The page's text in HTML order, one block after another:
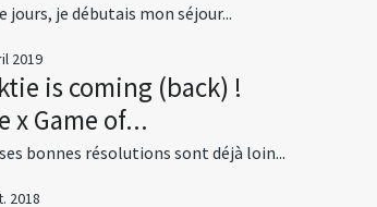
jours, je débutais mon séjour...
2019
is coming (back) !
x Game of...
bonnes résolutions sont déjà loin...
2018